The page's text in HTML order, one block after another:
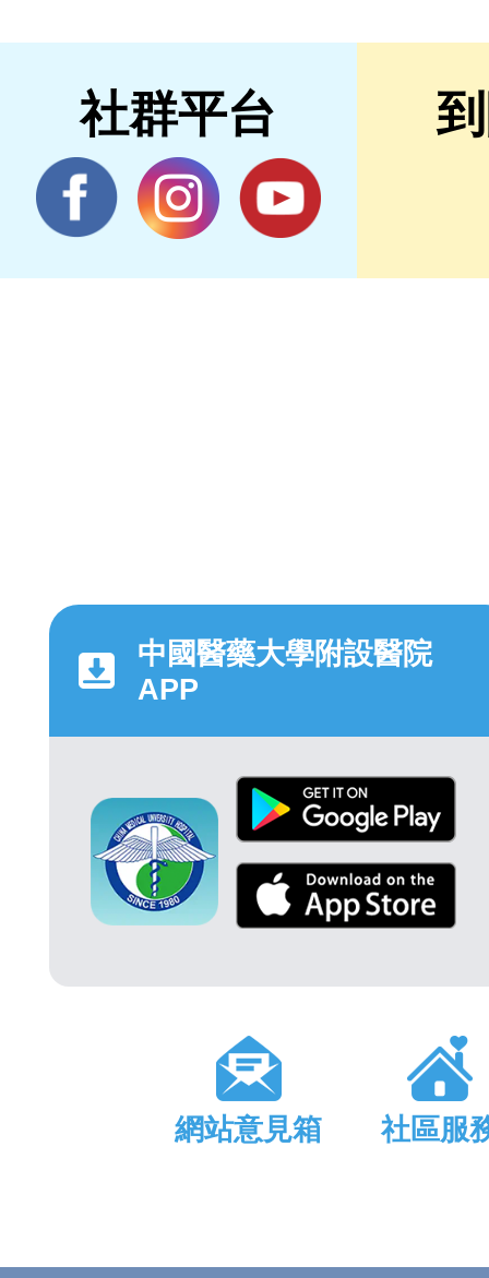
社群平台
中國醫藥大學附設醫院
APP
網站意見箱 社區服